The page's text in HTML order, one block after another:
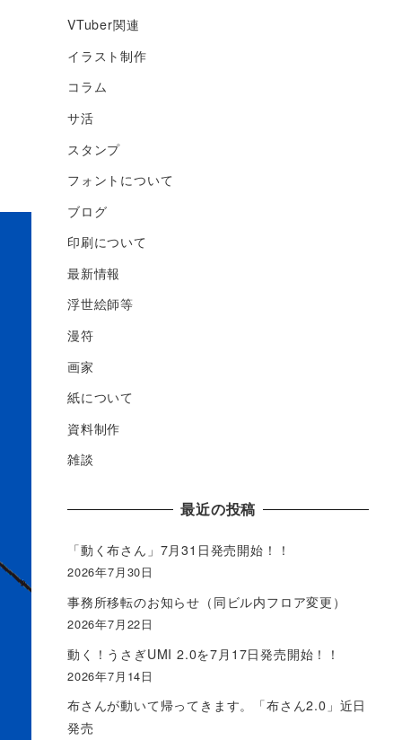
VTuber関連
イラスト制作
コラム
サ活
スタンプ
フォントについて
ブログ
印刷について
最新情報
浮世絵師等
漫符
画家
紙について
資料制作
雑談
最近の投稿
「動く布さん」7月31日発売開始！！
2026年7月30日
事務所移転のお知らせ（同ビル内フロア変更）
2026年7月22日
動く！うさぎUMI 2.0を7月17日発売開始！！
2026年7月14日
布さんが動いて帰ってきます。「布さん2.0」近日
発売